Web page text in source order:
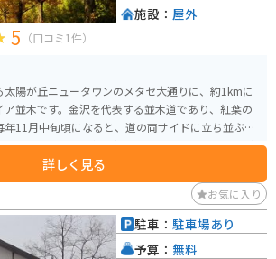
5 （口コミ1件）
陽が丘ニュータウンのメタセ大通りに、約1kmに
並木です。金沢を代表する並木道であり、紅葉の
11月中旬頃になると、道の両サイドに立ち並ぶメ
す。 SNSでも人気で紅葉シーズンには多くの人が
詳しく見る
施設： 屋外
お気に入り
駐車： 駐車場あり
予算： 無料